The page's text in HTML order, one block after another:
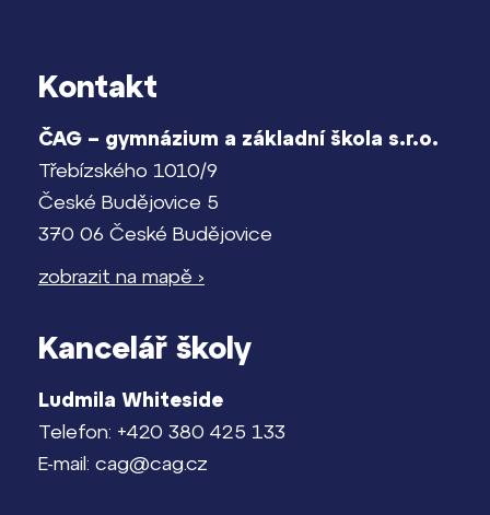
Kontakt
ČAG – gymnázium a základní škola s.r.o.
Třebízského 1010/9
České Budějovice 5
370 06 České Budějovice
zobrazit na mapě ›
Kancelář školy
Ludmila Whiteside
Telefon: +420 380 425 133
E-mail: cag@cag.cz